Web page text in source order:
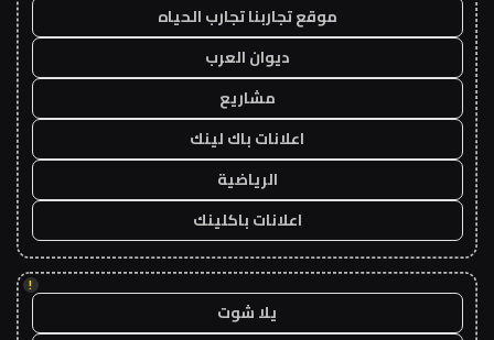
موقع تجاربنا تجارب الحياه
ديوان العرب
مشاريع
اعلانات باك لينك
الرياضية
اعلانات باكلينك
!
يلا شوت